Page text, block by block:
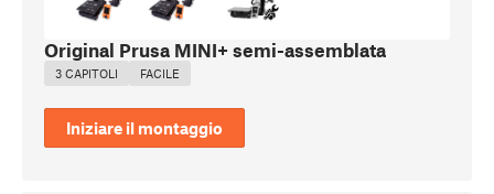
Original Prusa MINI+ semi-assemblata
3 CAPITOLI FACILE
Iniziare il montaggio